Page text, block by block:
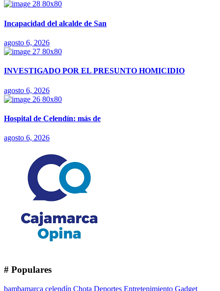
Incapacidad del alcalde de San
agosto 6, 2026
INVESTIGADO POR EL PRESUNTO HOMICIDIO
agosto 6, 2026
Hospital de Celendín: más de
agosto 6, 2026
# Populares
bambamarca celendín Chota Deportes Entretenimiento Gadget